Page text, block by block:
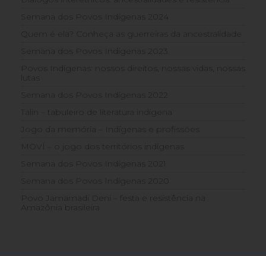
Semana dos Povos Indígenas 2024
Quem é ela? Conheça as guerreiras da ancestralidade
Semana dos Povos Indígenas 2023
Povos Indígenas: nossos direitos, nossas vidas, nossas
lutas
Semana dos Povos Indígenas 2022
Talin – tabuleiro de literatura indígena
Jogo da memória – Indígenas e profissões
MOVÍ – o jogo dos territórios indígenas
Semana dos Povos Indígenas 2021
Semana dos Povos Indígenas 2020
Povo Jamamadi Deni – festa e resistência na
Amazônia brasileira